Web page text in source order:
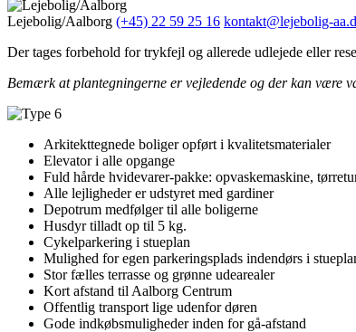
Lejebolig/Aalborg (+45) 22 59 25 16 kontakt@lejebolig-
Der tages forbehold for trykfejl og allerede udlejede eller
Bemærk at plantegningerne er vejledende og der kan være
Arkitekttegnede boliger opført i kvalitetsmaterialer
Elevator i alle opgange
Fuld hårde hvidevarer-pakke: opvaskemaskine,
Alle lejligheder er udstyret med gardiner
Depotrum medfølger til alle boligerne
Husdyr tilladt op til 5 kg.
Cykelparkering i stueplan
Mulighed for egen parkeringsplads indendørs i
Stor fælles terrasse og grønne udearealer
Kort afstand til Aalborg Centrum
Offentlig transport lige udenfor døren
Gode indkøbsmuligheder inden for gå-afstand